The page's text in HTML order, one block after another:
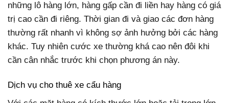
những lô hàng lớn, hàng gấp cần đi liền hay hàng có giá
trị cao cần đi riêng. Thời gian đi và giao các đơn hàng
thường rất nhanh vì không sợ ảnh hưởng bởi các hàng
khác. Tuy nhiên cước xe thường khá cao nên đôi khi
cần cân nhắc trước khi chọn phương án này.
Dịch vụ cho thuê xe cẩu hàng